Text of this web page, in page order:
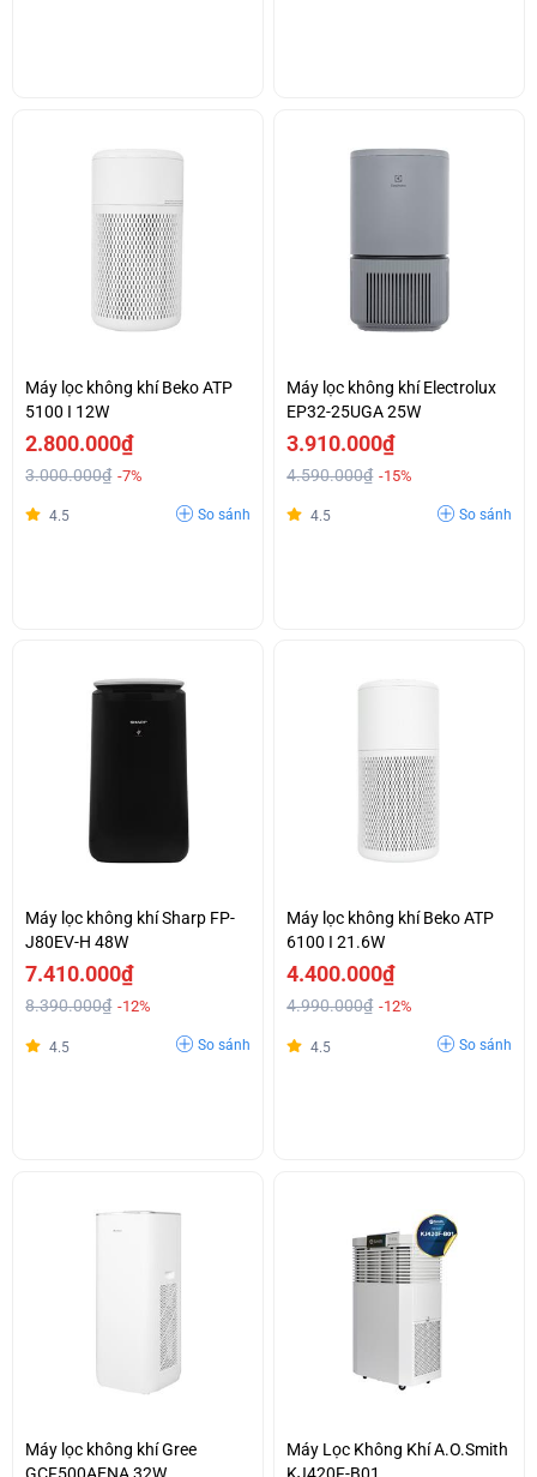
Máy lọc không khí Beko ATP
5100 I 12W
2.800.000₫
3.000.000₫ -7%
4.5 So sánh
Máy lọc không khí Electrolux
EP32-25UGA 25W
3.910.000₫
4.590.000₫ -15%
4.5 So sánh
Máy lọc không khí Sharp FP-
J80EV-H 48W
7.410.000₫
8.390.000₫ -12%
4.5 So sánh
Máy lọc không khí Beko ATP
6100 I 21.6W
4.400.000₫
4.990.000₫ -12%
4.5 So sánh
Máy lọc không khí Gree
Máy Lọc Không Khí A.O.Smith